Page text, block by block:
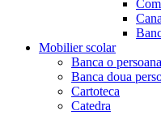
Mobilier scolar
Banca o persoana
Banca doua
Cartoteca
Catedra